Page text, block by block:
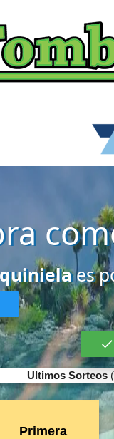
quinielaes
Ultimos Sorteos
Primera